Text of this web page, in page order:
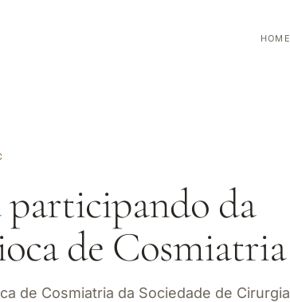
HOME
participando da
de Cosmiatria
de Cosmiatria da Sociedade de Cirurgia